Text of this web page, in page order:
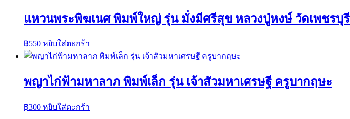
แหวนพระพิฆเนศ พิมพ์ใหญ่ รุ่น มั่งมีศรีสุข หลวงปู่หงษ์ วัดเพชรบุรี
฿550 หยิบใส่ตะกร้า
พญาไก่ฟ้ามหาลาภ พิมพ์เล็ก รุ่น เจ้าสัวมหาเศรษฐี ครูบากฤษะ
฿300 หยิบใส่ตะกร้า